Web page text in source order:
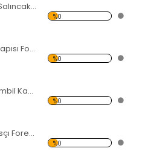
Dev Mantar ve Salıncak Forex Tablo
%0
Kanatlı Bahçe Kapısı Forex Tablo
%0
Alev Efectli İskambil Kağıtları Forex Tablo
%0
Alev Efectli Dansçı Forex Tablo
%0